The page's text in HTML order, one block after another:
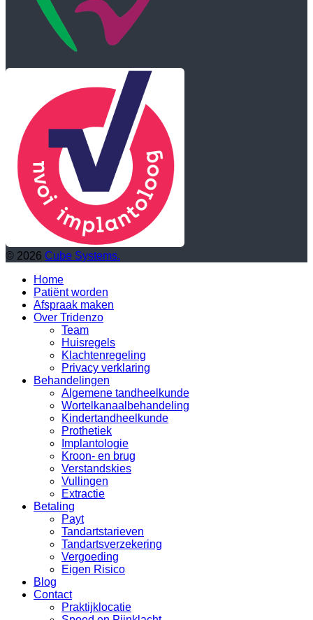
© 2026 Cube Systems.
Home
Patiënt worden
Afspraak maken
Over Tridenzo
Team
Huisregels
Klachtenregeling
Privacy verklaring
Behandelingen
Algemene tandheelkunde
Wortelkanaalbehandeling
Kindertandheelkunde
Prothetiek
Implantologie
Kroon- en brug
Verstandskies
Vullingen
Extractie
Betaling
Payt
Tandartstarieven
Tandartsverzekering
Vergoeding
Eigen Risico
Blog
Contact
Praktijklocatie